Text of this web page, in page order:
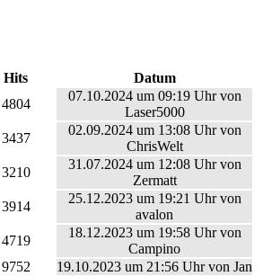
Hits
Datum
4804
07.10.2024 um 09:19 Uhr von
Laser5000
3437
02.09.2024 um 13:08 Uhr von
ChrisWelt
3210
31.07.2024 um 12:08 Uhr von
Zermatt
3914
25.12.2023 um 19:21 Uhr von
avalon
4719
18.12.2023 um 19:58 Uhr von
Campino
9752
19.10.2023 um 21:56 Uhr von Jan